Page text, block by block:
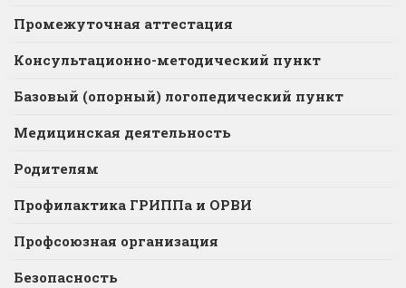
Промежуточная аттестация
Консультационно-методический пункт
Базовый (опорный) логопедический пункт
Медицинская деятельность
Родителям
Профилактика ГРИППа и ОРВИ
Профсоюзная организация
Безопасность